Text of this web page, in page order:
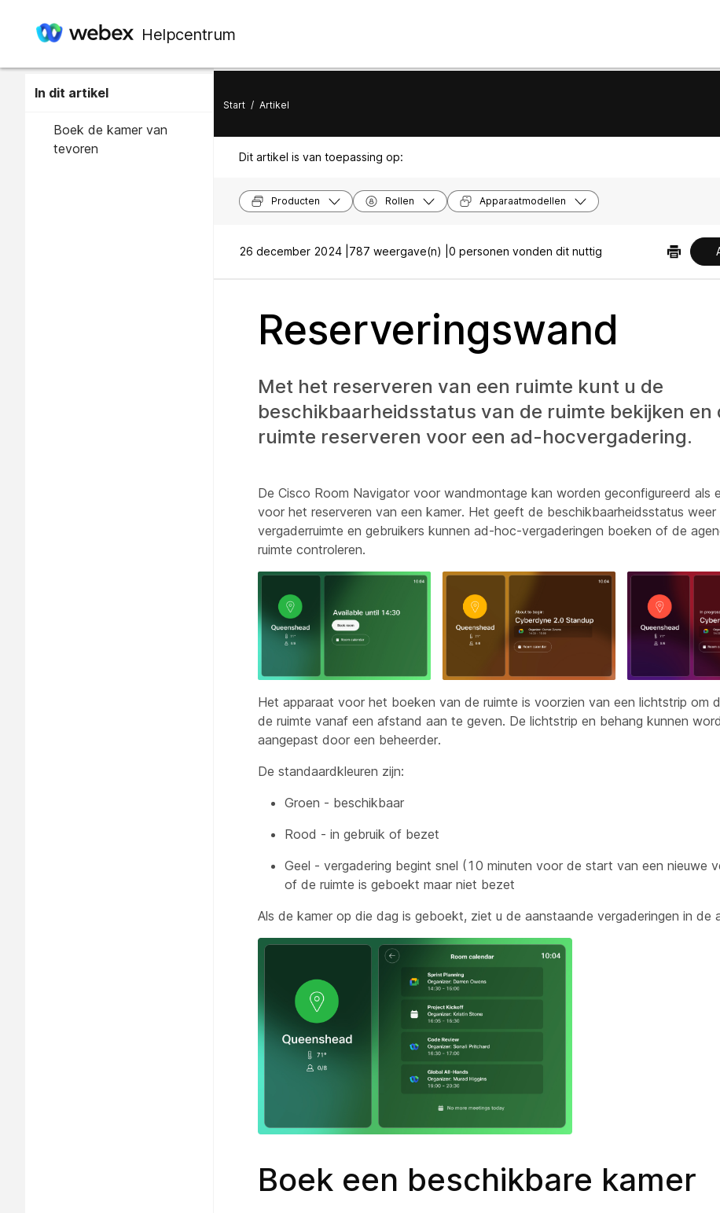
Helpcentrum
In dit artikel
Boek de kamer van
tevoren
Start / Artikel
Dit artikel is van toepassing op:
Producten Rollen Apparaatmodellen
26 december 2024 | 787 weergave(n) | 0 personen vonden dit nuttig
Reserveringswand
Met het reserveren van een ruimte kunt u de
beschikbaarheidsstatus van de ruimte bekijken en
ruimte reserveren voor een ad-hocvergadering.
De Cisco Room Navigator voor wandmontage kan worden geconfigureerd als
voor het reserveren van een kamer. Het geeft de beschikbaarheidsstatus weer
vergaderruimte en gebruikers kunnen ad-hoc-vergaderingen boeken of de
ruimte controleren.
Het apparaat voor het boeken van de ruimte is voorzien van een lichtstrip om
de ruimte vanaf een afstand aan te geven. De lichtstrip en behang kunnen
aangepast door een beheerder.
De standaardkleuren zijn:
Groen - beschikbaar
Rood - in gebruik of bezet
Geel - vergadering begint snel (10 minuten voor de start van een nieuwe
of de ruimte is geboekt maar niet bezet
Als de kamer op die dag is geboekt, ziet u de aanstaande vergaderingen in de
Boek een beschikbare kamer